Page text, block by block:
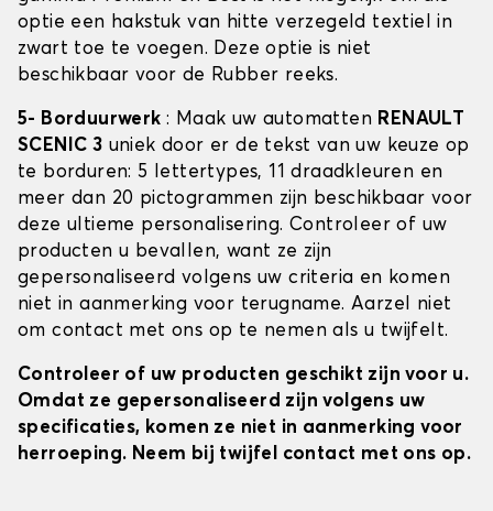
optie een hakstuk van hitte verzegeld textiel in
zwart toe te voegen. Deze optie is niet
beschikbaar voor de Rubber reeks.
5- Borduurwerk : Maak uw automatten RENAULT
SCENIC 3 uniek door er de tekst van uw keuze op
te borduren: 5 lettertypes, 11 draadkleuren en
meer dan 20 pictogrammen zijn beschikbaar voor
deze ultieme personalisering. Controleer of uw
producten u bevallen, want ze zijn
gepersonaliseerd volgens uw criteria en komen
niet in aanmerking voor terugname. Aarzel niet
om contact met ons op te nemen als u twijfelt.
Controleer of uw producten geschikt zijn voor u.
Omdat ze gepersonaliseerd zijn volgens uw
specificaties, komen ze niet in aanmerking voor
herroeping. Neem bij twijfel contact met ons op.